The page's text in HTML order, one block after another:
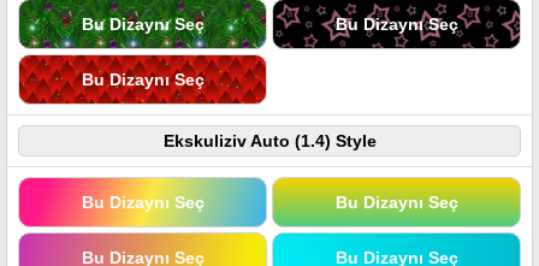
Bu Dizaynı Seç Bu Dizaynı Seç
Bu Dizaynı Seç
Ekskuliziv Auto (1.4) Style
Bu Dizaynı Seç Bu Dizaynı Seç
Bu Dizaynı Seç Bu Dizaynı Seç